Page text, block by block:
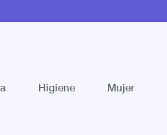
Higiene Mujer